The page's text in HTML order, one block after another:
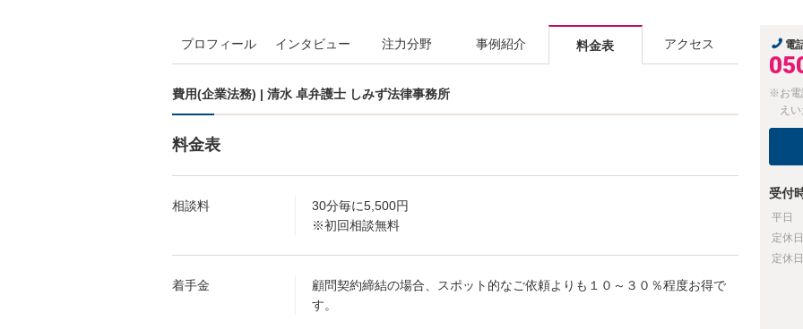
プロフィール インタビュー 注力分野 事例紹介 料金表 アクセス
費用(企業法務) | 清水 卓弁護士 しみず法律事務所
料金表
相談料
30分毎に5,500円
※初回相談無料
着手金
顧問契約締結の場合、スポット的なご依頼よりも１０～３０％程度お得で
す。
電
※お電
え
受付
平日
定休日
定休